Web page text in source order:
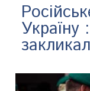
Україну